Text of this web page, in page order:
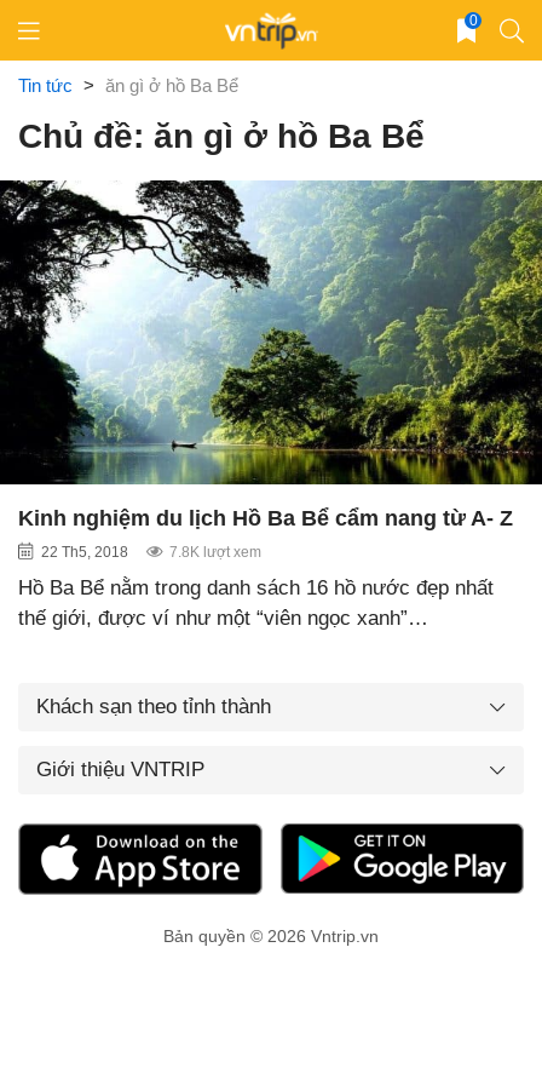
content
0
Tin tức > ăn gì ở hồ Ba Bể
Chủ đề: ăn gì ở hồ Ba Bể
Kinh nghiệm du lịch Hồ Ba Bể cẩm nang từ A- Z
22 Th5, 2018 7.8K lượt xem
Hồ Ba Bể nằm trong danh sách 16 hồ nước đẹp nhất
thế giới, được ví như một “viên ngọc xanh”…
Khách sạn theo tỉnh thành
Giới thiệu VNTRIP
Bản quyền © 2026 Vntrip.vn